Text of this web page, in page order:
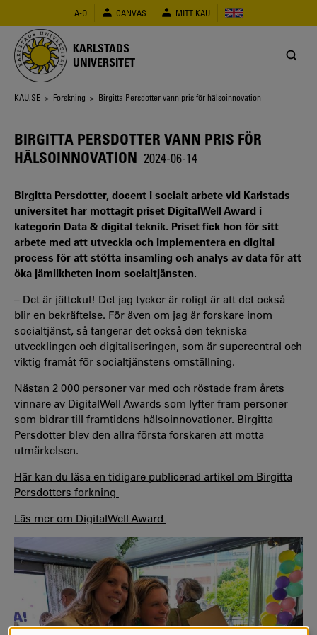
huvudinnehåll
A-Ö CANVAS MITT KAU
KARLSTADS
UNIVERSITET
Länkstig
KAU.SE > Forskning > Birgitta Persdotter vann pris för hälsoinnovation
BIRGITTA PERSDOTTER VANN PRIS FÖR
HÄLSOINNOVATION 2024-06-14
Birgitta Persdotter, docent i socialt arbete vid Karlstads
universitet har mottagit priset DigitalWell Award i
kategorin Data & digital teknik. Priset fick hon för sitt
arbete med att utveckla och implementera en digital
process för att stötta insamling och analys av data för att
öka jämlikheten inom socialtjänsten.
– Det är jättekul! Det jag tycker är roligt är att det också
blir en bekräftelse. För även om jag är forskare inom
socialtjänst, så tangerar det också den tekniska
utvecklingen och digitaliseringen, som är supercentral och
viktig framåt för socialtjänstens omställning.
Nästan 2 000 personer var med och röstade fram årets
vinnare av DigitalWell Awards som lyfter fram personer
som bidrar till framtidens hälsoinnovationer. Birgitta
Persdotter blev den allra första forskaren att motta
utmärkelsen.
Här kan du läsa en tidigare publicerad artikel om Birgitta
Persdotters forkning
Läs mer om DigitalWell Award